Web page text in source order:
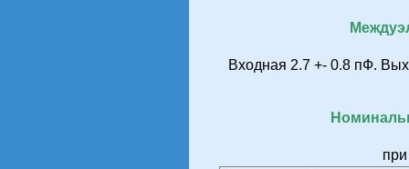
Входная 2.7 +- 0.8 пФ.